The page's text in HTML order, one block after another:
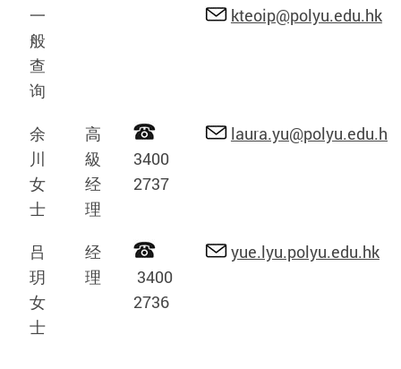
一
般
查
询
kteoip@polyu.edu.hk
余
川
女
士
高
級
经
理
3400
2737
laura.yu@polyu.edu.hk
吕
玥
女
士
经
理
3400
2736
yue.lyu.polyu.edu.hk